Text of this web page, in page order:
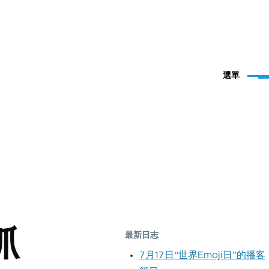
選單
最新日志
7月17日“世界Emoji日”的播客